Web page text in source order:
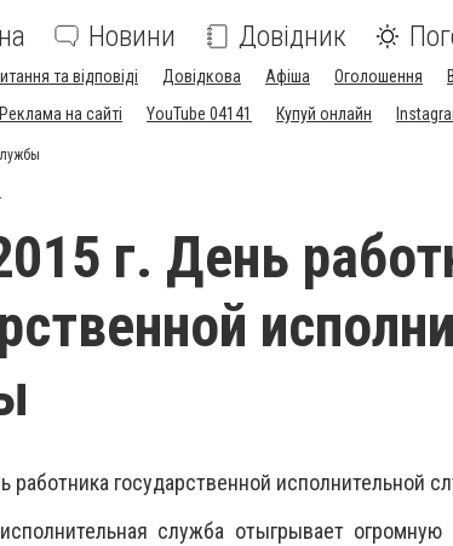
Новини Довідник
та відповіді Довідкова Афіша Оголошення
Реклама на сайті YouTube 04141 Купуй онлайн
г. День
работника государственной исполнительной
исполнительная служба отыгрывает